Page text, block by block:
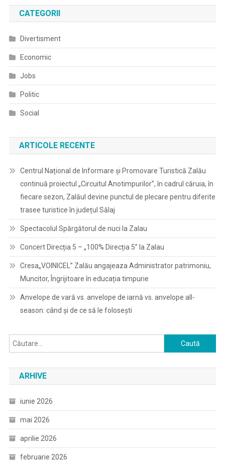
CATEGORII
Divertisment
Economic
Jobs
Politic
Social
ARTICOLE RECENTE
Centrul Național de Informare și Promovare Turistică Zalău
continuă proiectul „Circuitul Anotimpurilor”, în cadrul căruia, în
fiecare sezon, Zalăul devine punctul de plecare pentru diferite
trasee turistice în județul Sălaj
Spectacolul Spărgătorul de nuci la Zalau
Concert Direcția 5 – „100% Direcția 5” la Zalau
Cresa„VOINICEL” Zalău angajeaza Administrator patrimoniu,
Muncitor, Îngrijitoare în educația timpurie
Anvelope de vară vs. anvelope de iarnă vs. anvelope all-
season: când și de ce să le folosești
Caută
după:
ARHIVE
iunie 2026
mai 2026
aprilie 2026
februarie 2026